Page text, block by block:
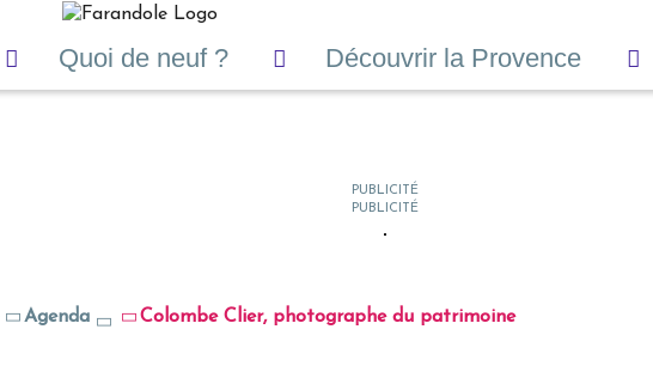
Quoi de neuf ? Découvrir la Provence
Agenda Colombe Clier, photographe du patrimoine